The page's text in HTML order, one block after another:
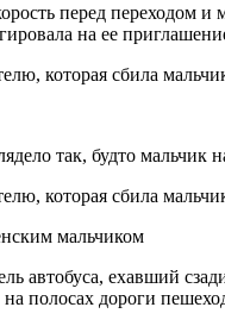
перед переходом
на ее
так, будто
мальчиком
автобуса, ехавший
полосах дороги